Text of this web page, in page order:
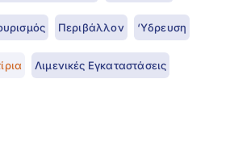
Περιβάλλον ‘Υδρευση
Λιμενικές Εγκαταστάσεις